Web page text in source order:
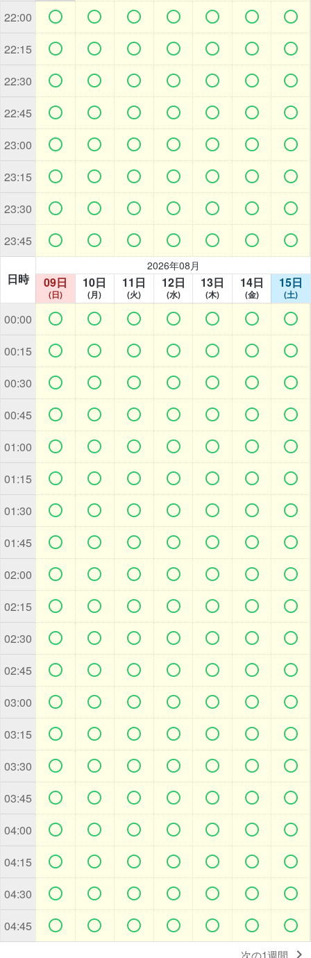
22:00       
22:15       
22:30       
22:45       
23:00       
23:15       
23:30       
23:45       
日時
2026年08月
09日
(日)
10日
(月)
11日
(火)
12日
(水)
13日
(木)
14日
(金)
15日
(土)
00:00       
00:15       
00:30       
00:45       
01:00       
01:15       
01:30       
01:45       
02:00       
02:15       
02:30       
02:45       
03:00       
03:15       
03:30       
03:45       
04:00       
04:15       
04:30       
04:45       
次の1週間 